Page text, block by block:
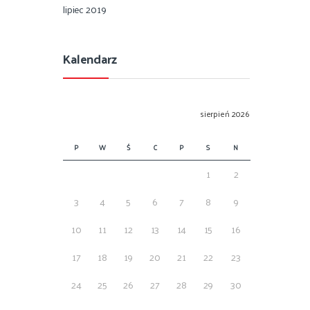
lipiec 2019
Kalendarz
sierpień 2026
P W Ś C P S N
1
2
3
4 5 6 7 8
9
10
11 12 13 14 15
16
17
18 19 20 21 22
23
24
25 26 27 28 29
30